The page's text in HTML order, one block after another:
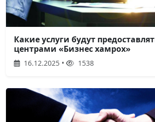
Какие услуги будут
центрами «Бизнес хамрох»
16.12.2025 • 1538